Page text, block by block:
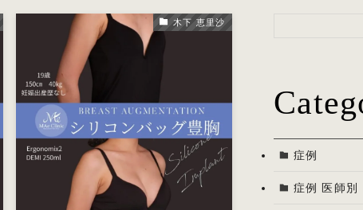
木下 恵里沙
症例
症例 医師別